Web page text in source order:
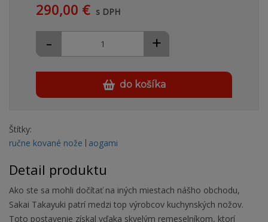
290,00 € s DPH
+
-
do košíka
Štítky:
ručne kované nože
aogami
Detail produktu
Ako ste sa mohli dočítať na iných miestach nášho obchodu,
Sakai Takayuki patrí medzi top výrobcov kuchynských nožov.
Toto postavenie získal vďaka skvelým remeselníkom, ktorí